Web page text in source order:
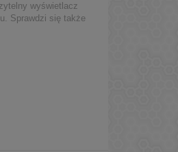
wyświetlacz
Sprawdzi się także